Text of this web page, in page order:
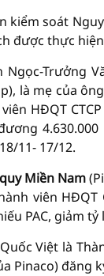
kiểm soát
được thực
Ngọc-Trưởng
là mẹ của
HĐQT
11- 17/12.
Miền Nam
viên HĐQT
PAC, giảm
Việt là
Pinaco) đăng